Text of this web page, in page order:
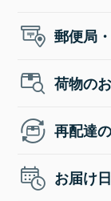
郵便局
荷物の
再配達
お届け